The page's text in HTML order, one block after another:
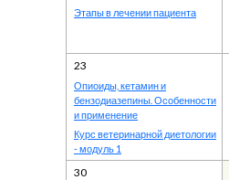
⁠Этапы в лечении пациента
23
Опиоиды, кетамин и
бензодиазепины. Особенности
и применение
Курс ветеринарной диетологии
- модуль 1
30